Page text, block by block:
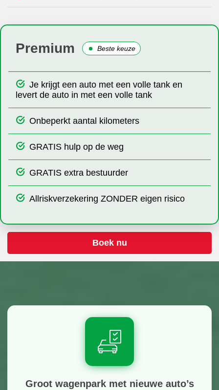
Premium Beste keuze
Je krijgt een auto met een volle tank en
levert de auto in met een volle tank
Onbeperkt aantal kilometers
GRATIS hulp op de weg
GRATIS extra bestuurder
Allriskverzekering ZONDER eigen risico
Boek nu
Groot wagenpark met nieuwe auto’s